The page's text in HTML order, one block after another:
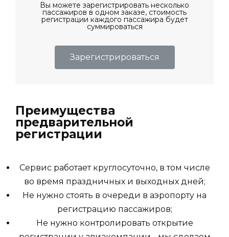
Вы можете зарегистрировать несколько
пассажиров в одном заказе, стоимость
регистрации каждого пассажира будет
суммироваться
Зарегистрироваться
Преимущества
предварительной
регистрации
Сервис работает круглосуточно, в том числе
во время праздничных и выходных дней;
Не нужно стоять в очереди в аэропорту на
регистрацию пассажиров;
Не нужно контролировать открытие